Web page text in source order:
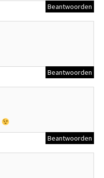
Beantwoorden
Beantwoorden
Beantwoorden